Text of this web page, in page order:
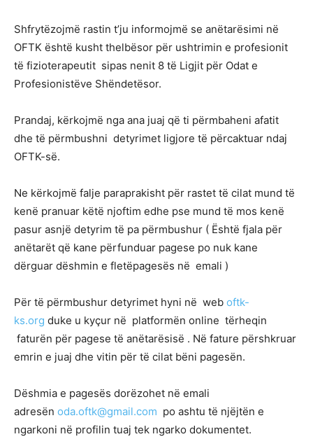
Shfrytëzojmë rastin t’ju informojmë se anëtarësimi në
OFTK është kusht thelbësor për ushtrimin e profesionit
të fizioterapeutit sipas nenit 8 të Ligjit për Odat e
Profesionistëve Shëndetësor.
Prandaj, kërkojmë nga ana juaj që ti përmbaheni afatit
dhe të përmbushni detyrimet ligjore të përcaktuar ndaj
OFTK-së.
Ne kërkojmë falje paraprakisht për rastet të cilat mund të
kenë pranuar këtë njoftim edhe pse mund të mos kenë
pasur asnjë detyrim të pa përmbushur ( Është fjala për
anëtarët që kane përfunduar pagese po nuk kane
dërguar dëshmin e fletëpagesës në emali )
Për të përmbushur detyrimet hyni në web oftk-
ks.org duke u kyçur në platformën online tërheqin
faturën për pagese të anëtarësisë . Në fature përshkruar
emrin e juaj dhe vitin për të cilat bëni pagesën.
Dëshmia e pagesës dorëzohet në emali
adresën oda.oftk@gmail.com po ashtu të njëjtën e
ngarkoni në profilin tuaj tek ngarko dokumentet.